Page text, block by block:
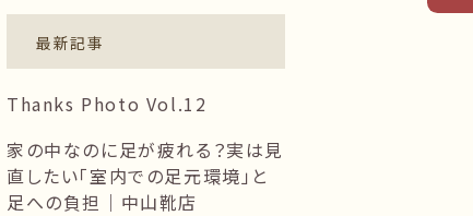
最新記事
Thanks Photo Vol.12
家の中なのに足が疲れる？実は見
直したい「室内での足元環境」と
足への負担｜中山靴店